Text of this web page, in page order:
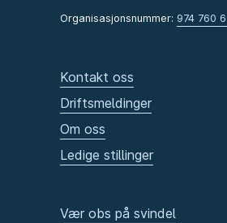
Organisasjonsnummer: 974 760
Kontakt oss
Driftsmeldinger
Om oss
Ledige stillinger
Vær obs på svindel